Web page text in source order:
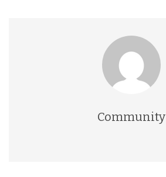
Community